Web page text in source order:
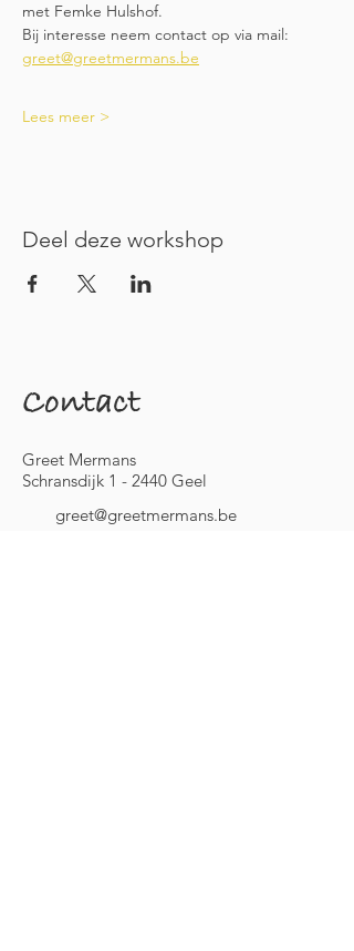
met Femke Hulshof.
Bij interesse neem contact op via mail:
greet@greetmermans.be
Lees meer >
Deel deze workshop
Contact
Greet Mermans
Schransdijk 1 - 2440 Geel
greet@greetmermans.be